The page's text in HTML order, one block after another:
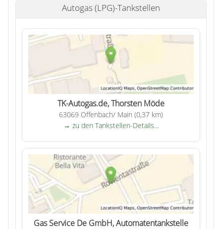
Autogas (LPG)-Tankstellen
TK-Autogas.de, Thorsten Möde
63069 Offenbach/ Main (0,37 km)
→ zu den Tankstellen-Details…
Gas Service De GmbH, Automatentankstelle